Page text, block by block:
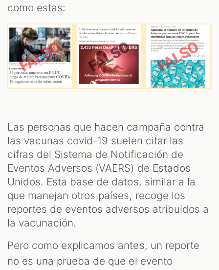
como estas:
Las personas que hacen campaña contra
las vacunas covid-19 suelen citar las
cifras del Sistema de Notificación de
Eventos Adversos (VAERS) de Estados
Unidos. Esta base de datos, similar a la
que manejan otros países, recoge los
reportes de eventos adversos atribuidos a
la vacunación.
Pero como explicamos antes, un reporte
no es una prueba de que el evento